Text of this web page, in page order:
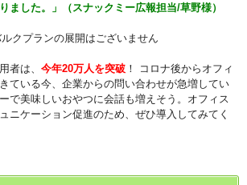
ました。」（スナックミー広報担当/草野様）
クプランの展開はございません
者は、 今年20万人を突破 ！ コロナ後からオフィ
ている今、企業からの問い合わせが急増してい
で美味しいおやつに会話も増えそう。オフィス
ニケーション促進のため、ぜひ導入してみてく